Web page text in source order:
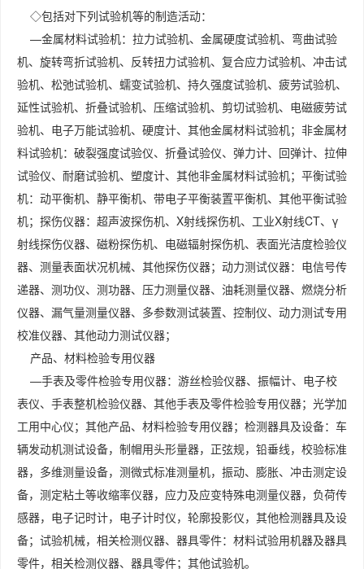
◇包括对下列试验机等的制造活动：
—金属材料试验机：拉力试验机、金属硬度试验机、弯曲试验
机、旋转弯折试验机、反转扭力试验机、复合应力试验机、冲击试
验机、松弛试验机、蠕变试验机、持久强度试验机、疲劳试验机、
延性试验机、折叠试验机、压缩试验机、剪切试验机、电磁疲劳试
验机、电子万能试验机、硬度计、其他金属材料试验机；非金属材
料试验机：破裂强度试验仪、折叠试验仪、弹力计、回弹计、拉伸
试验仪、耐磨试验机、塑度计、其他非金属材料试验机；平衡试验
机：动平衡机、静平衡机、带电子平衡装置平衡机、其他平衡试验
机；探伤仪器：超声波探伤机、X射线探伤机、工业X射线CT、γ
射线探伤仪器、磁粉探伤机、电磁辐射探伤机、表面光洁度检验仪
器、测量表面状况机械、其他探伤仪器；动力测试仪器：电信号传
递器、测功仪、测功器、压力测量仪器、油耗测量仪器、燃烧分析
仪器、漏气量测量仪器、多参数测试装置、控制仪、动力测试专用
校准仪器、其他动力测试仪器；
产品、材料检验专用仪器
—手表及零件检验专用仪器：游丝检验仪器、振幅计、电子校
表仪、手表整机检验仪器、其他手表及零件检验专用仪器；光学加
工用中心仪；其他产品、材料检验专用仪器；检测器具及设备：车
辆发动机测试设备，制帽用头形量器，正弦规，铅垂线，校验标准
器，多维测量设备，测微式标准测量机，振动、膨胀、冲击测定设
备，测定粘土等收缩率仪器，应力及应变特殊电测量仪器，负荷传
感器，电子记时计，电子计时仪，轮廓投影仪，其他检测器具及设
备；试验机械，相关检测仪器、器具零件：材料试验用机器及器具
零件，相关检测仪器、器具零件；其他试验机。